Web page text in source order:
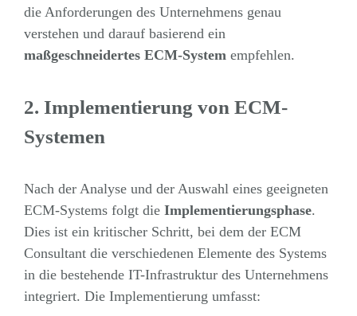
die Anforderungen des Unternehmens genau
verstehen und darauf basierend ein
maßgeschneidertes ECM-Systemempfehlen.
2. Implementierung von ECM-
Systemen
Nach der Analyse und der Auswahl eines geeigneten
ECM-Systems folgt die Implementierungsphase.
Dies ist ein kritischer Schritt, bei dem der ECM
Consultant die verschiedenen Elemente des Systems
in die bestehende IT-Infrastruktur des Unternehmens
integriert. Die Implementierung umfasst: